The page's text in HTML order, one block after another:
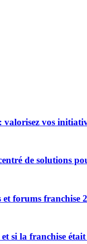
valorisez vos
de solutions
et forums franchise
si la franchise